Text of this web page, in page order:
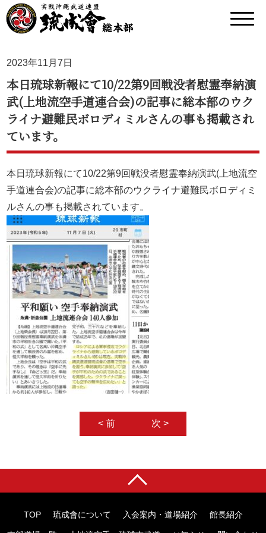
2023年11月7日
本日琉球新報にて10/22第9回戦没者慰霊奉納演
武(上地流空手道連合会)の記事に総本部のウク
ライナ避難民ボロディミルさんの事も掲載され
ています。
本日琉球新報にて10/22第9回戦没者慰霊奉納演武(上地流空
手道連合会)の記事に総本部のウクライナ避難民ボロディミ
ルさんの事も掲載されています。
< 前 次 >
TOP 琉成會について 入会案内・道場紹介 館長紹介